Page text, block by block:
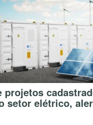
projetos
setor elétrico,